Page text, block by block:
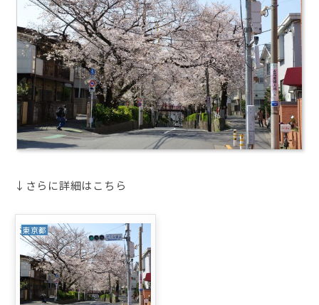
↓さらに詳細はこちら
東京都